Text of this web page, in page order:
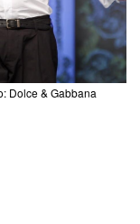
Dolce & Gabbana